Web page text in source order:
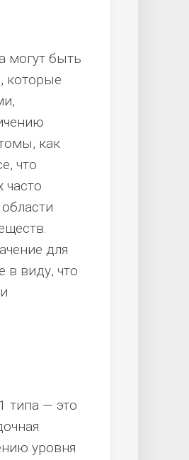
могут быть
которые
как
что
часто
для
в виду, что
типа — это
уровня